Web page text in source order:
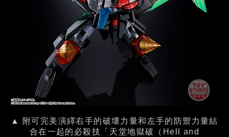
▲ 附可完美演繹右手的破壞力量和左手的防禦力量結
合在一起的必殺技「天堂地獄破（Hell and